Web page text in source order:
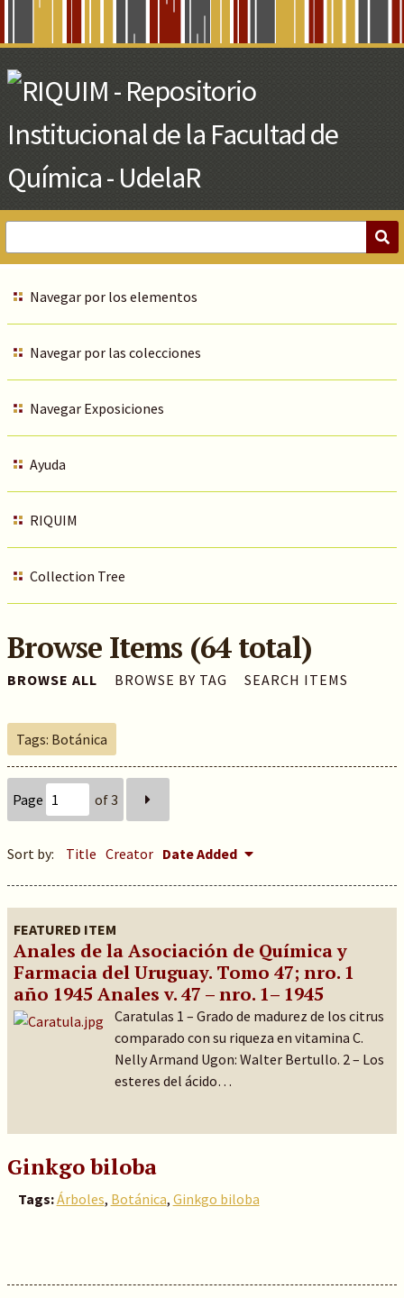
Main
Content
Navegar por los elementos
Navegar por las colecciones
Navegar Exposiciones
Ayuda
RIQUIM
Collection Tree
Browse Items (64 total)
BROWSE ALL BROWSE BY TAG SEARCH ITEMS
Tags: Botánica
Page of 3
Sort by: Title Creator Date Added
FEATURED ITEM
Anales de la Asociación de Química y
Farmacia del Uruguay. Tomo 47; nro. 1
año 1945 Anales v. 47 – nro. 1– 1945
Caratulas 1 – Grado de madurez de los citrus
comparado con su riqueza en vitamina C.
Nelly Armand Ugon: Walter Bertullo. 2 – Los
esteres del ácido…
Ginkgo biloba
Tags:Árboles, Botánica, Ginkgo biloba